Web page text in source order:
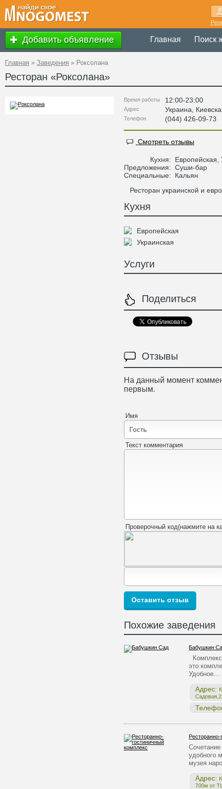
Добавить объявление Главная Поиск
Главная » Заведения » Роксолана
Ресторан «Роксолана»
Время работы 12:00-23:00
Адрес Украина
Телефон (044) 426-09-73
Смотреть отзывы
Кухня:
Европейская,
Предложения: Суши-бар
Специальные:
Кальян
Ресторан украинской и
Кухня
Европейская
Украинская
Услуги
Поделиться
Отзывы
На данный момент
первым.
Имя
Текст комментария
Проверочный код(нажмите на
Похожие заведения
Бабушкин
это
Удобное…
Адрес:
удобного
музея
Адрес:
700м от